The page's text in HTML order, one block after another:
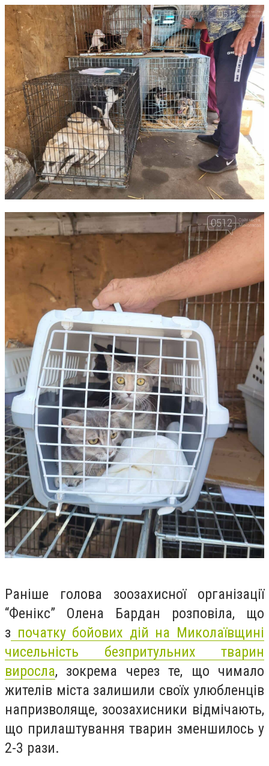
Раніше голова зоозахисної організації
“Фенікс” Олена Бардан розповіла, що
з початку бойових дій на Миколаївщині
чисельність безпритульних тварин
виросла, зокрема через те, що чимало
жителів міста залишили своїх улюбленців
напризволяще, зоозахисники відмічають,
що прилаштування тварин зменшилось у
2-3 рази.